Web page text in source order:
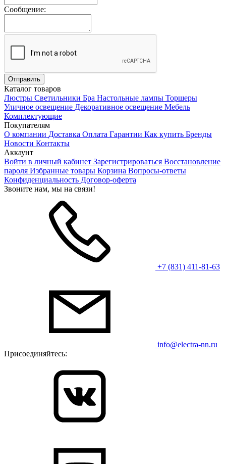
Сообщение:
Каталог товаров
Люстры Светильники Бра Настольные лампы Торшеры
Уличное освещение Декоративное освещение Мебель
Комплектующие
Покупателям
О компании Доставка Оплата Гарантии Как купить Бренды
Новости Контакты
Аккаунт
Войти в личный кабинет Зарегистрироваться Восстановление
пароля Избранные товары Корзина Вопросы-ответы
Конфиденциальность Договор-оферта
Звоните нам, мы на связи!
+7 (831) 411-81-63
info@electra-nn.ru
Присоединяйтесь: